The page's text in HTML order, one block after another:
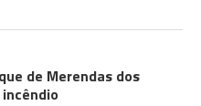
de Merendas dos